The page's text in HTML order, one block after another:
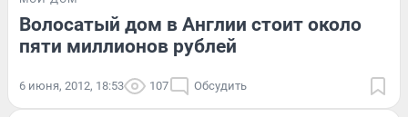
Волосатый дом в Англии стоит около
пяти миллионов рублей
6 июня, 2012, 18:53 107 Обсудить